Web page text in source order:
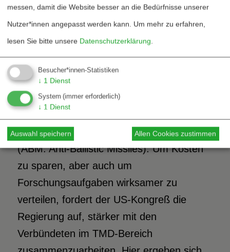
Programm).
Die Hälfte des Geldes für sieben TMD-
Programme (darunter Theater High
Altitude Area Defense THAAD, Patriot-
Multimode und der Extended Range
Einhaltung des ABM-Vertrages gebunden
(ABM: Anti-Ballistic Missiles). Um Kosten
zu sparen, aber auch um
Forschungsaufgaben wirksamer zu
verteilen, fordert der US-Kongreß die
Regierung auf, stärker mit den
Verbündeten im TMD-Bereich
messen, damit die Website besser an die Bedürfnisse unserer
Nutzer*innen angepasst werden kann. Um mehr zu erfahren,
lesen Sie bitte unsere Datenschutzerklärung.
Besucher*innen-Statistiken
↓ 1 Dienst
System (immer erforderlich)
↓ 1 Dienst
Auswahl speichern Allen Cookies zustimmen